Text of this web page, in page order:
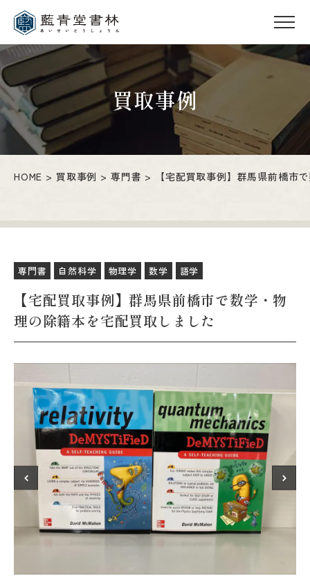
買取事例
HOME 買取事例 専門書 【宅配買取事例】群馬県前橋市
専門書 自然科学 物理学 数学 語学
【宅配買取事例】群馬県前橋市で数学・物
理の除籍本を宅配買取しました